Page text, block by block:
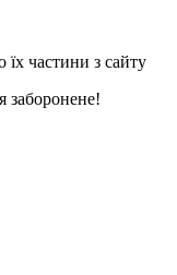
їх частини з сайту
заборонене!